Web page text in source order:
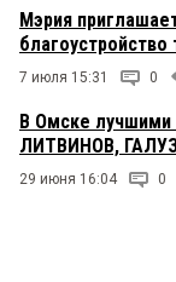
Мэрия
7 июля 15:31 0
В Омске лучшими
ЛИТВИНОВ,
29 июня 16:04 0